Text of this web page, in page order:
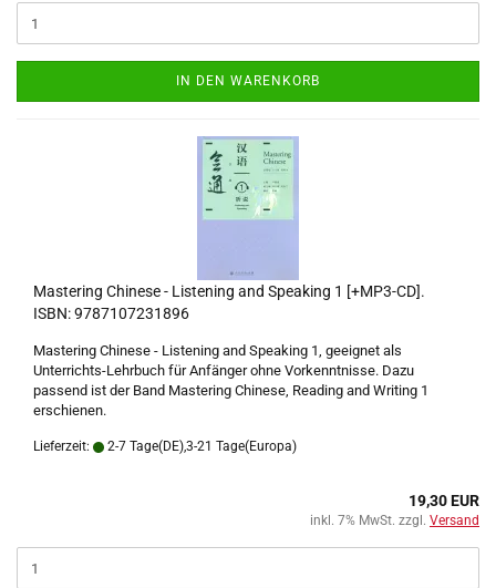
IN DEN WARENKORB
Mastering Chinese - Listening and Speaking 1 [+MP3-CD].
ISBN: 9787107231896
Mastering Chinese - Listening and Speaking 1, geeignet als
Unterrichts-Lehrbuch für Anfänger ohne Vorkenntnisse. Dazu
passend ist der Band Mastering Chinese, Reading and Writing 1
erschienen.
Lieferzeit: 2-7 Tage(DE),3-21 Tage(Europa)
19,30 EUR
inkl. 7% MwSt. zzgl. Versand